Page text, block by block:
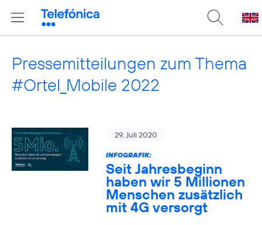
Pressemitteilungen zum Thema
#Ortel_Mobile 2022
29. Juli 2020
INFOGRAFIK:
Seit Jahresbeginn
haben wir 5 Millionen
Menschen zusätzlich
mit 4G versorgt